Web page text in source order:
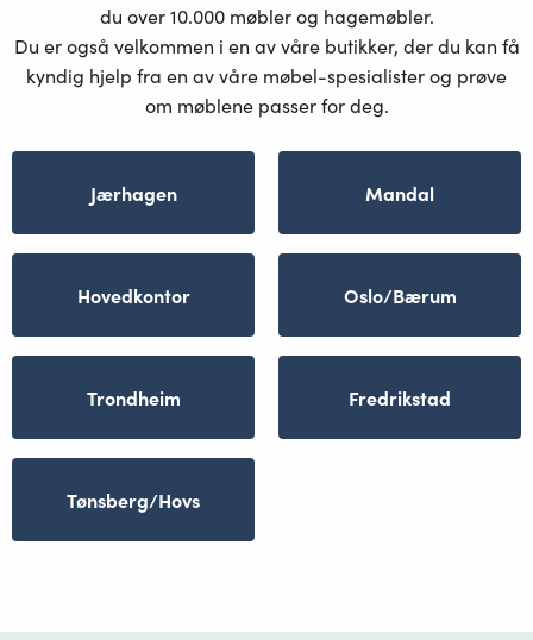
du over 10.000 møbler og hagemøbler.
Du er også velkommen i en av våre butikker, der du kan få
kyndig hjelp fra en av våre møbel-spesialister og prøve
om møblene passer for deg.
Jærhagen Mandal
Hovedkontor Oslo/Bærum
Trondheim Fredrikstad
Tønsberg/Hovs